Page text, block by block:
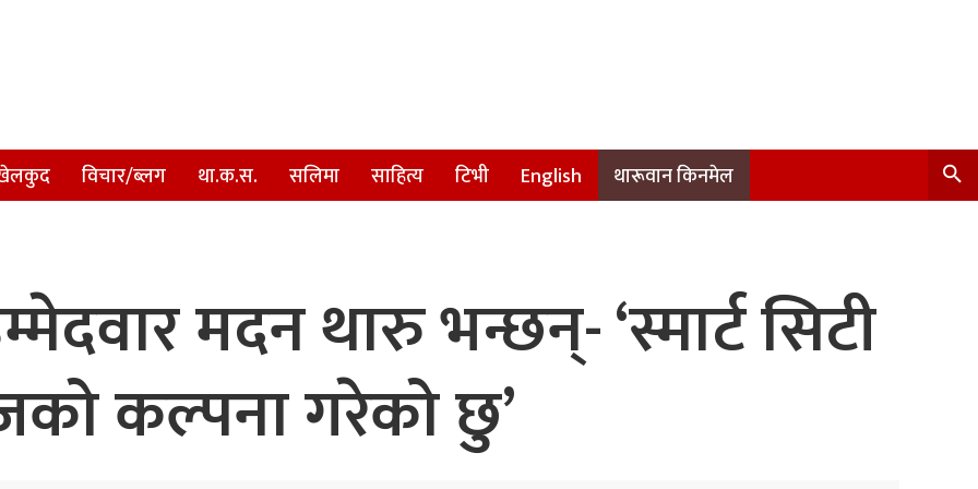
विचार/ब्लग था.क.स. सलिमा साहित्य टिभी English थारूवान किनमेल
मदन थारु भन्छन्- ‘स्मार्ट सिटी
कल्पना गरेको छु’